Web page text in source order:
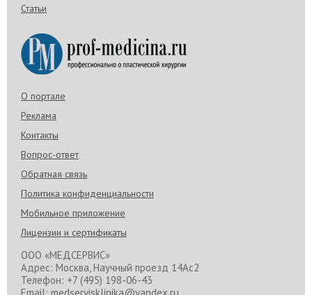
Статьи
О портале
Реклама
Контакты
Вопрос-ответ
Обратная связь
Политика конфиденциальности
Мобильное приложение
Лицензии и сертификаты
ООО «МЕДСЕРВИС»
Адрес: Москва, Научный проезд 14Ас2
Телефон: +7 (495) 198-06-43